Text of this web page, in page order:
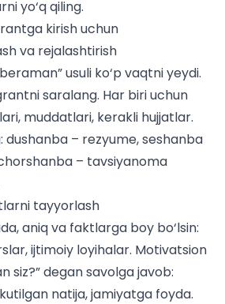
yo‘q qiling.
kirish uchun
va rejalashtirish
usuli ko‘p vaqtni yeydi.
saralang. Har biri uchun
muddatlari, kerakli hujjatlar.
dushanba – rezyume, seshanba
– tavsiyanoma
tayyorlash
aniq va faktlarga boy bo‘lsin:
ijtimoiy loyihalar. Motivatsion
siz?” degan savolga javob:
natija, jamiyatga foyda.